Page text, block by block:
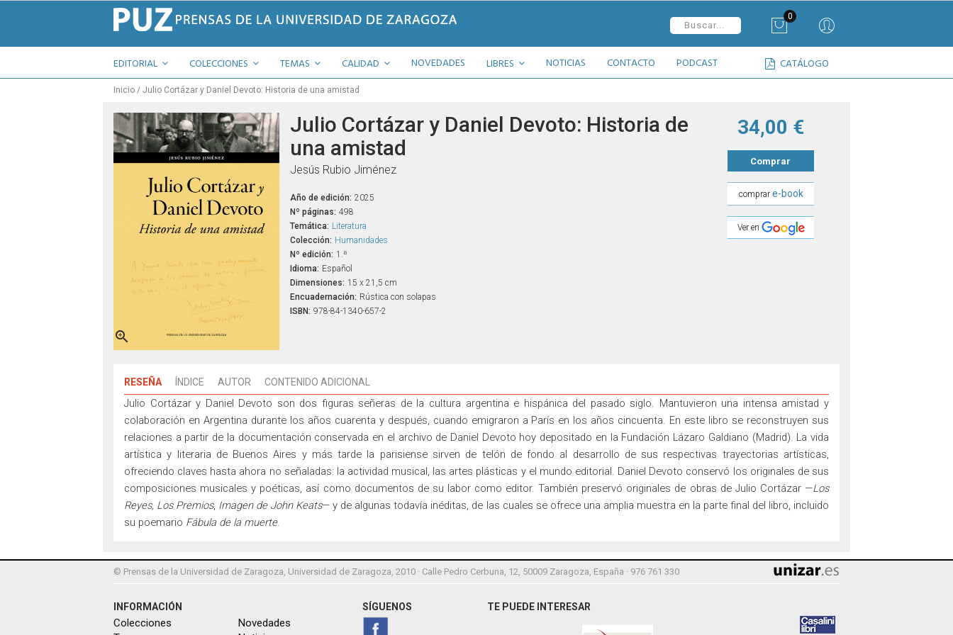
0
EDITORIAL COLECCIONES TEMAS CATÁLOGO
CALIDAD NOVEDADES LIBRES NOTICIAS CONTACTO PODCAST
Inicio Julio Cortázar y Daniel Devoto: Historia de una amistad

Julio Cortázar y Daniel Devoto: Historia de
una amistad
Jesús Rubio Jiménez
Año de edición: 2025
Nº páginas: 498
Temática: Literatura
Colección: Humanidades
Nº edición: 1.ª
Idioma: Español
Dimensiones: 15 x 21,5 cm
Encuadernación: Rústica con solapas
ISBN: 978-84-1340-657-2
34,00 €
Comprar
comprar e-book
Ver en
RESEÑA ÍNDICE AUTOR CONTENIDO ADICIONAL
Julio Cortázar y Daniel Devoto son dos figuras señeras de la cultura argentina e hispánica del pasado siglo. Mantuvieron una intensa amistad y
colaboración en Argentina durante los años cuarenta y después, cuando emigraron a París en los años cincuenta. En este libro se reconstruyen sus
relaciones a partir de la documentación conservada en el archivo de Daniel Devoto hoy depositado en la Fundación Lázaro Galdiano (Madrid). La vida
artística y literaria de Buenos Aires y más tarde la parisiense sirven de telón de fondo al desarrollo de sus respectivas trayectorias artísticas,
ofreciendo claves hasta ahora no señaladas: la actividad musical, las artes plásticas y el mundo editorial. Daniel Devoto conservó los originales de sus
composiciones musicales y poéticas, así como documentos de su labor como editor. También preservó originales de obras de Julio Cortázar —Los
Reyes, Los Premios, Imagen de John Keats— y de algunas todavía inéditas, de las cuales se ofrece una amplia muestra en la parte final del libro, incluido
su poemario Fábula de la muerte.
© Prensas de la Universidad de Zaragoza, Universidad de Zaragoza, 2010 · Calle Pedro Cerbuna, 12, 50009 Zaragoza, España · 976 761 330
INFORMACIÓN
Colecciones
Novedades
SÍGUENOS TE PUEDE INTERESAR